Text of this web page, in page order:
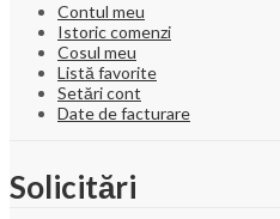
Contul meu
Istoric comenzi
Cosul meu
Listă favorite
Setări cont
Date de facturare
Solicitări